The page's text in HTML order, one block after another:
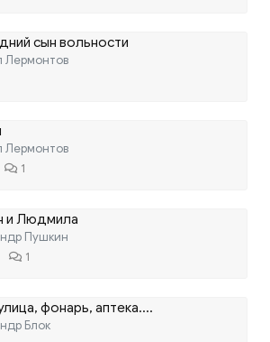
сын вольности
Лермонтов
Лермонтов
1
и Людмила
Пушкин
1
фонарь, аптека....
Блок